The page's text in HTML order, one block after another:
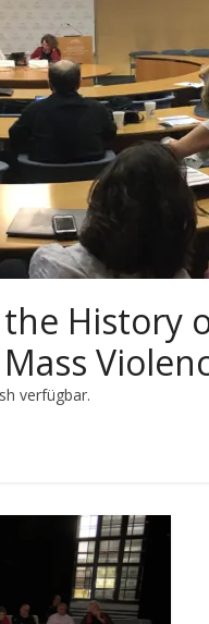
History
verfügbar.